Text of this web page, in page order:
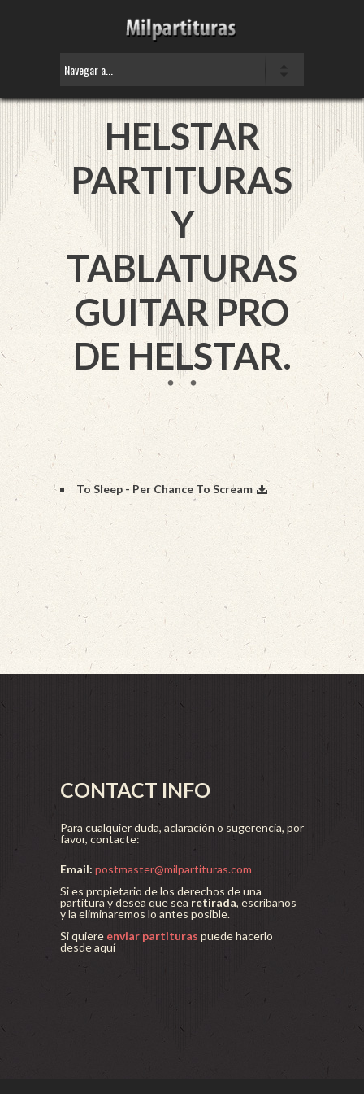
HELSTAR
PARTITURAS
Y
TABLATURAS
GUITAR PRO
DE HELSTAR.
To Sleep - Per Chance To Scream
CONTACT INFO
Para cualquier duda, aclaración o sugerencia, por
favor, contacte:
Email: postmaster@milpartituras.com
Si es propietario de los derechos de una
partitura y desea que sea retirada, escríbanos
y la eliminaremos lo antes posible.
Si quiere enviar partituras puede hacerlo
desde aquí